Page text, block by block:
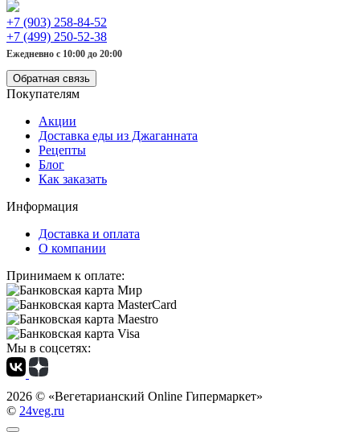
+7 (903) 258-84-52
+7 (499) 250-52-38
Ежедневно с 10:00 до 20:00
Обратная связь
Покупателям
Акции
Доставка еды из Джаганната
Рецепты
Блог
Как заказать
Информация
Доставка и оплата
О компании
Принимаем к оплате:
Мы в соцсетях:
2026 © «Вегетарианский Online Гипермаркет»
© 24veg.ru